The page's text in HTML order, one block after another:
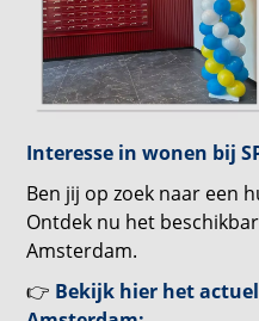
Interesse in wonen bij
Ben jij op zoek naar een
Ontdek nu het
Amsterdam.
👉 Bekijk hier het